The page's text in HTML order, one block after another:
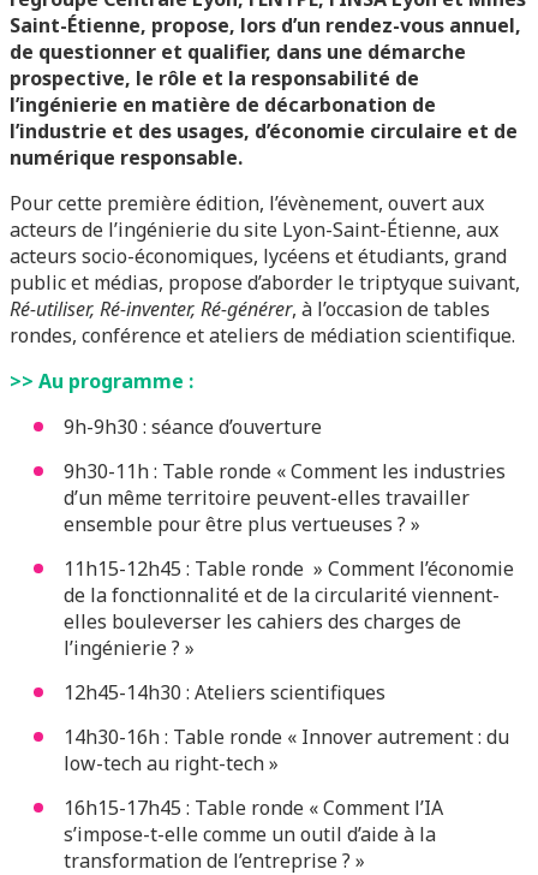
Saint-Étienne, propose, lors d’un rendez-vous annuel,
de questionner et qualifier, dans une démarche
prospective, le rôle et la responsabilité de
l’ingénierie en matière de décarbonation de
l’industrie et des usages, d’économie circulaire et de
numérique responsable.
Pour cette première édition, l’évènement, ouvert aux
acteurs de l’ingénierie du site Lyon-Saint-Étienne, aux
acteurs socio-économiques, lycéens et étudiants, grand
public et médias, propose d’aborder le triptyque suivant,
Ré-utiliser, Ré-inventer, Ré-générer, à l’occasion de tables
rondes, conférence et ateliers de médiation scientifique.
>> Au programme :
9h-9h30 : séance d’ouverture
9h30-11h : Table ronde « Comment les industries
d’un même territoire peuvent-elles travailler
ensemble pour être plus vertueuses ? »
11h15-12h45 : Table ronde » Comment l’économie
de la fonctionnalité et de la circularité viennent-
elles bouleverser les cahiers des charges de
l’ingénierie ? »
12h45-14h30 : Ateliers scientifiques
14h30-16h : Table ronde « Innover autrement : du
low-tech au right-tech »
16h15-17h45 : Table ronde « Comment l’IA
s’impose-t-elle comme un outil d’aide à la
transformation de l’entreprise ? »